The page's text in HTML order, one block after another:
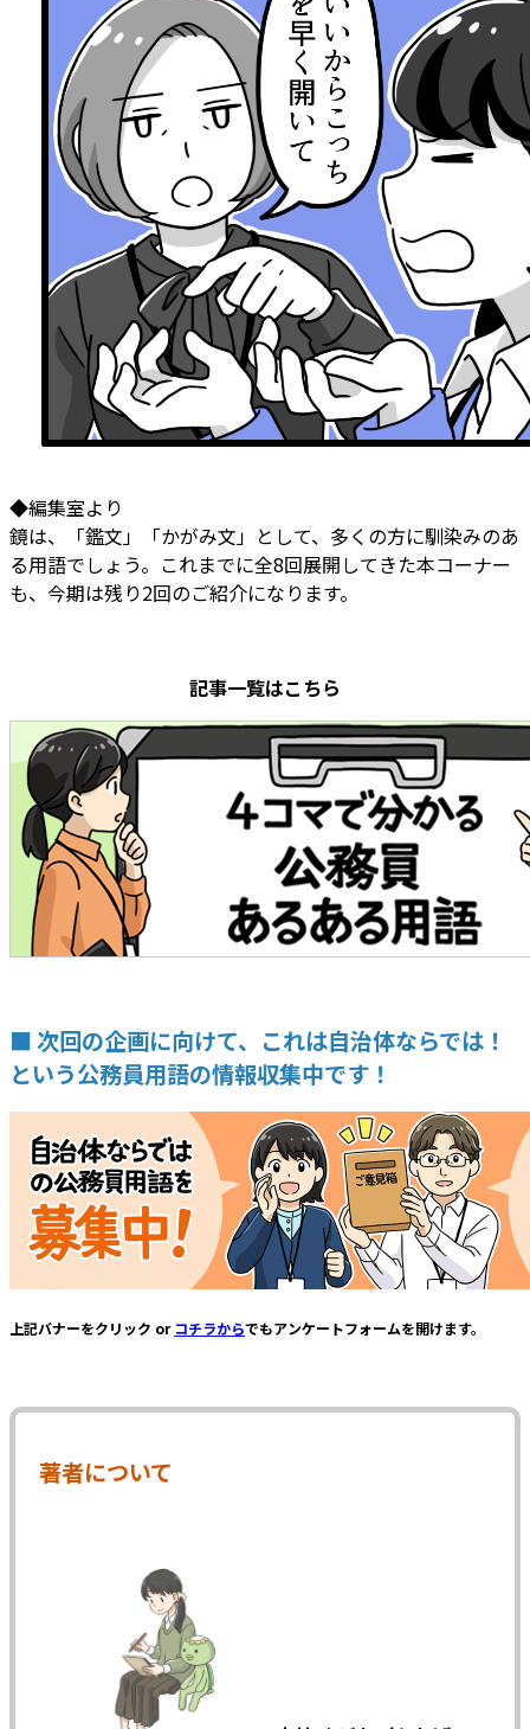
◆編集室より
鏡は、「鑑文」「かがみ文」として、多くの方に馴染みのあ
る用語でしょう。これまでに全8回展開してきた本コーナー
も、今期は残り2回のご紹介になります。
記事一覧はこちら
■ 次回の企画に向けて、これは自治体ならでは！
という公務員用語の情報収集中です！
上記バナーをクリック or コチラからでもアンケートフォームを開けます。
著者について